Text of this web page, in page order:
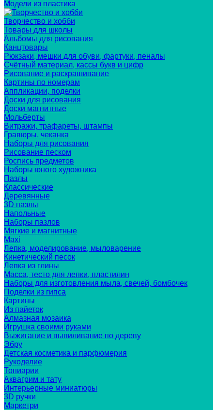
Модели из пластика
Творчество и хобби
Товары для школы
Альбомы для рисования
Канцтовары
Рюкзаки, мешки для обуви, фартуки, пеналы
Счётный материал, кассы букв и цифр
Рисование и раскрашивание
Картины по номерам
Аппликации, поделки
Доски для рисования
Доски магнитные
Мольберты
Витражи, трафареты, штампы
Гравюры, чеканка
Наборы для рисования
Рисование песком
Роспись предметов
Наборы юного художника
Пазлы
Классические
Деревянные
3D пазлы
Напольные
Наборы пазлов
Мягкие и магнитные
Maxi
Лепка, моделирование, мыловарение
Кинетический песок
Лепка из глины
Масса, тесто для лепки, пластилин
Наборы для изготовления мыла, свечей, бомбочек
Поделки из гипса
Картины
Из пайеток
Алмазная мозаика
Игрушка своими руками
Выжигание и выпиливание по дереву
Эбру
Детская косметика и парфюмерия
Рукоделие
Топиарии
Аквагрим и тату
Интерьерные миниатюры
3D ручки
Маркетри